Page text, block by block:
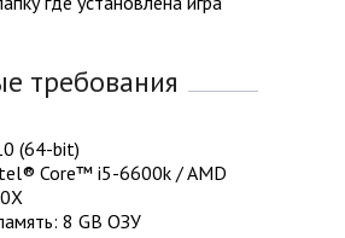
требования
(64-bit)
Core™ i5-6600k / AMD
8 GB ОЗУ